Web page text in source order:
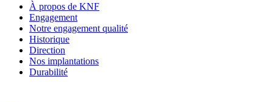
À propos de KNF
Engagement
Notre engagement qualité
Historique
Direction
Nos implantations
Durabilité